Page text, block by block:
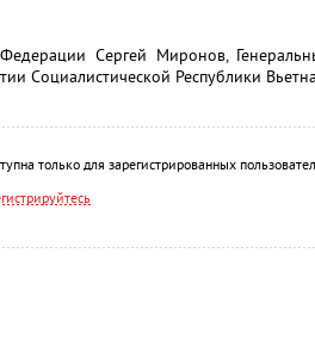
Сергей Миронов,
Социалистической Республики
только для зарегистрированных